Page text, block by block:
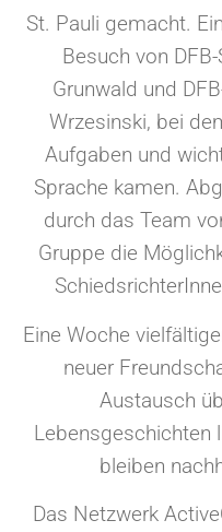
St. Pauli gemacht.
Besuch von
Grunwald und
Wrzesinski, bei
Aufgaben und
Sprache kamen.
durch das Team
Gruppe die
Eine Woche
neuer
Austausch
Lebensgeschichten
bleiben
Das Netzwerk